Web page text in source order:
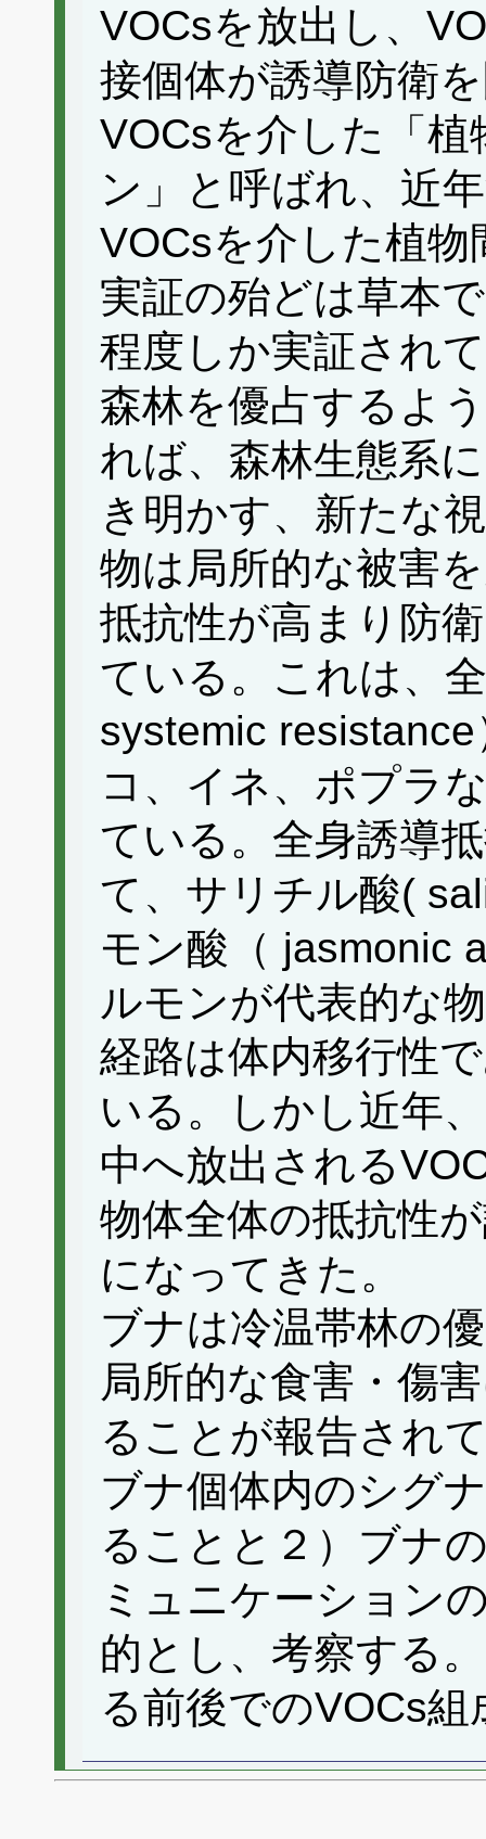
VOCsを放出し、
接個体が誘導防衛
VOCsを介した「
ン」と呼ばれ、近
VOCsを介した植
実証の殆どは草本
程度しか実証され
森林を優占するよ
れば、森林生態系
き明かす、新たな
物は局所的な被害
抵抗性が高まり防
ている。これは、
systemic
コ、イネ、ポプラ
ている。全身誘導
て、サリチル酸(
モン酸（ jasmonic
ルモンが代表的な
経路は体内移行性
いる。しかし近年
中へ放出される
物体全体の抵抗性
になってきた。
ブナは冷温帯林の
局所的な食害・傷
ることが報告され
ブナ個体内のシグ
ることと２）ブナ
ミュニケーション
的とし、考察する
る前後でのVOCs